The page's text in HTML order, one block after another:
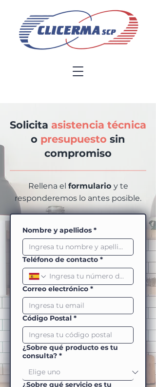
Solicita asistencia técnica
o presupuesto sin
compromiso
Rellena el formulario y te
responderemos lo antes posible.
Nombre y apellidos *
Teléfono de contacto *
Correo electrónico *
Código Postal *
¿Sobre qué producto es tu
consulta? *
¿Sobre qué servicio es tu